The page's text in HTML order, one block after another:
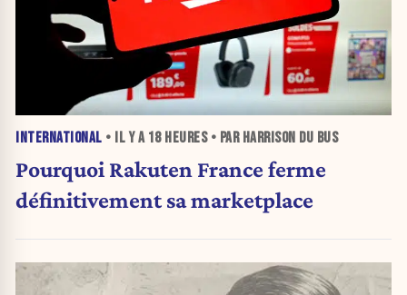
INTERNATIONAL • IL Y A 18 HEURES• PAR HARRISON DU BUS
Pourquoi Rakuten France ferme
définitivement sa marketplace